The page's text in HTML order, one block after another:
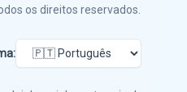
os direitos reservados.